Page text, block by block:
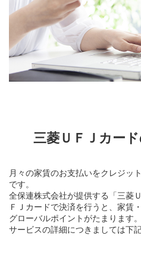
三菱ＵＦＪカー
月々の家賃のお支払いをクレジッ
です。
全保連株式会社が提供する「三菱
ＦＪカードで決済を行うと、家賃
グローバルポイントがたまります。
サービスの詳細につきましては下